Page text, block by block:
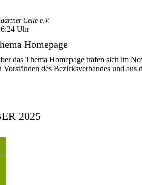
Celle e.V.
Uhr
Homepage
das Thema Homepage trafen sich im
Vorständen des Bezirksverbandes und
2025